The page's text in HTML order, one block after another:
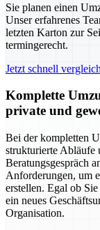
Sie planen einen
Unser erfahrenes
letzten Karton zur
termingerecht.
Jetzt schnell
Komplette
private und
Bei der kompletten
strukturierte Abläufe
Beratungsgespräch
Anforderungen, um
erstellen. Egal ob
ein neues
Organisation.